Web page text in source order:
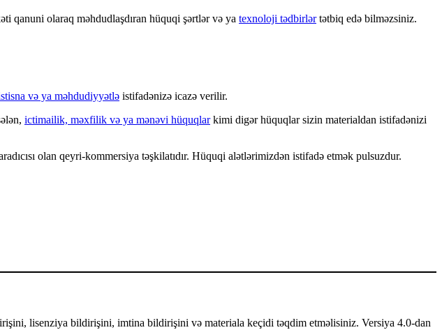
qanuni olaraq məhdudlaşdıran hüquqi şərtlər və ya texnoloji tədbirlərtətbiq edə bilməzsiniz.
və ya məhdudiyyətlə istifadənizə icazə verilir.
ictimailik, məxfilik və ya mənəvi hüquqlarkimi digər hüquqlar sizin materialdan istifadənizi
olan qeyri-kommersiya təşkilatıdır. Hüquqi alətlərimizdən istifadə etmək pulsuzdur.
lisenziya bildirişini, imtina bildirişini və materiala keçidi təqdim etməlisiniz. Versiya 4.0-dan